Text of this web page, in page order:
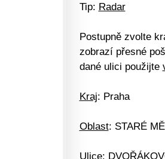
Tip: Radar
Postupně zvolte
zobrazí přesné
dané ulici použijte
Kraj: Praha
Oblast: STARÉ
Ulice: